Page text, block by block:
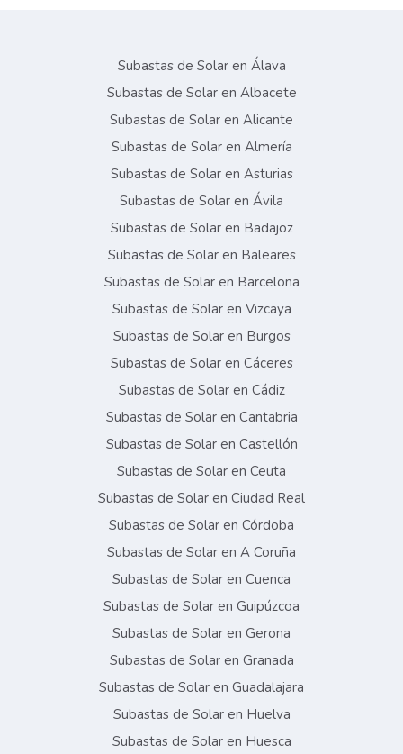
Subastas de Solar en Álava
Subastas de Solar en Albacete
Subastas de Solar en Alicante
Subastas de Solar en Almería
Subastas de Solar en Asturias
Subastas de Solar en Ávila
Subastas de Solar en Badajoz
Subastas de Solar en Baleares
Subastas de Solar en Barcelona
Subastas de Solar en Vizcaya
Subastas de Solar en Burgos
Subastas de Solar en Cáceres
Subastas de Solar en Cádiz
Subastas de Solar en Cantabria
Subastas de Solar en Castellón
Subastas de Solar en Ceuta
Subastas de Solar en Ciudad Real
Subastas de Solar en Córdoba
Subastas de Solar en A Coruña
Subastas de Solar en Cuenca
Subastas de Solar en Guipúzcoa
Subastas de Solar en Gerona
Subastas de Solar en Granada
Subastas de Solar en Guadalajara
Subastas de Solar en Huelva
Subastas de Solar en Huesca